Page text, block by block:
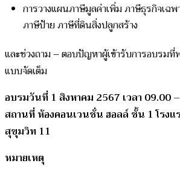
การวางแผนภาษีมูลค่าเพิ่ม ภาษีธุรกิจเฉ
ภาษีป้าย ภาษีที่ดินสิ่งปลูกสร้าง
และช่วงถาม – ตอบปัญหาผู้เข้ารับการอบรมที่
แบบจัดเต็ม
อบรมวันที่ 1 สิงหาคม 2567 เวลา 09.00
สถานที่ ห้องคอนเวนชั่น ฮอลล์ ชั้น 1 โรงแ
สุขุมวิท 11
หมายเหตุ